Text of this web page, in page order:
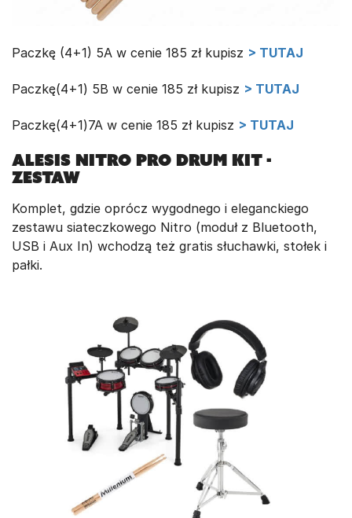
Paczkę (4+1) 5A w cenie 185 zł kupisz > TUTAJ
Paczkę(4+1) 5B w cenie 185 zł kupisz > TUTAJ
Paczkę(4+1)7A w cenie 185 zł kupisz > TUTAJ
Alesis Nitro Pro Drum Kit -
zestaw
Komplet, gdzie oprócz wygodnego i eleganckiego
zestawu siateczkowego Nitro (moduł z Bluetooth,
USB i Aux In) wchodzą też gratis słuchawki, stołek i
pałki.